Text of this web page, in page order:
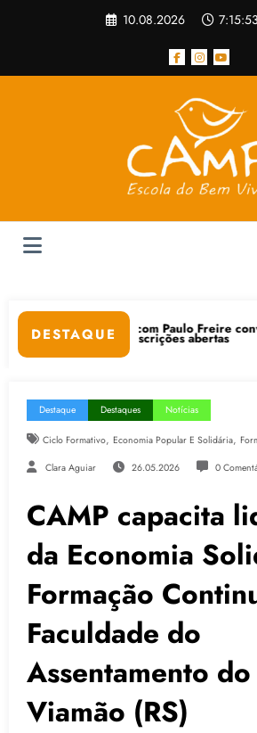
10.08.2026
DESTAQUE
convida: ato público e pedagógica na
Destaque Destaques Notícias
Ciclo Formativo, Economia Popular E Solidária,
Clara Aguiar 26.05.2026 0
CAMP capacita
da Economia
Formação
Faculdade do
Assentamento do
Viamão (RS)